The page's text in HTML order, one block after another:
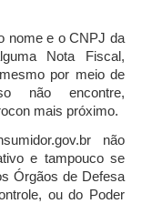
nome e o CNPJ da
Nota Fiscal,
por meio de
não encontre,
mais próximo.
não
e tampouco se
Órgãos de Defesa
ou do Poder